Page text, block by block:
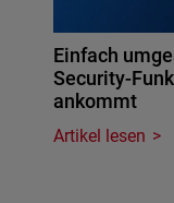
Einfach
Security-
ankommt
Artikel lesen